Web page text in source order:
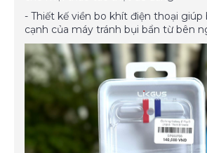
- Thiết kế viền bo khít điện thoại
cạnh của máy tránh bụi bẩn từ bên